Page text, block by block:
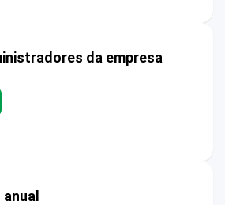
da empresa